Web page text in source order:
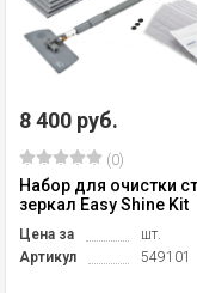
8 400 руб.
(0)
Набор для очистки
зеркал Easy Shine Kit
Цена за
шт.
Артикул
549101